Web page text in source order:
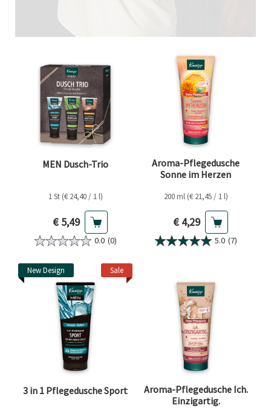
MEN Dusch-Trio
1 St (€ 24,40 / 1 l)
Aktueller Preis
€ 5,49
0.0 (0)
Aroma-Pflegedusche
Sonne im Herzen
200 ml (€ 21,45 / 1 l)
Aktueller Preis
€ 4,29
5.0 (7)
Sale
New Design
3 in 1 Pflegedusche Sport
Aroma-Pflegedusche Ich.
Einzigartig.